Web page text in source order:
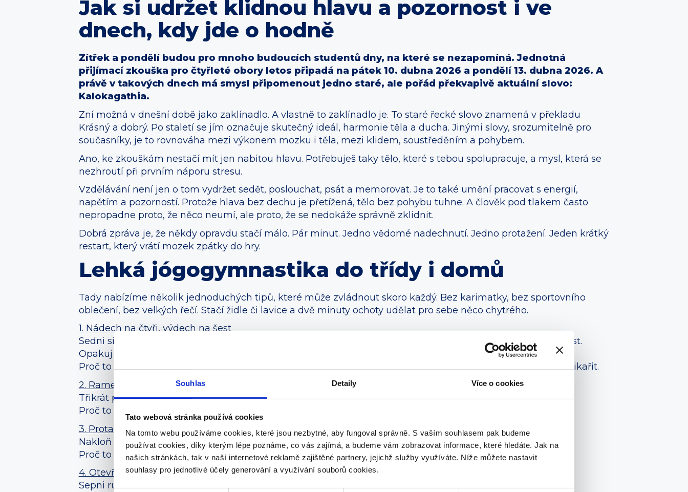
Souhlas Detaily Více o cookies
Tato webová stránka používá cookies
Na tomto webu používáme cookies, které jsou nezbytné, aby fungoval správně. S vaším souhlasem pak budeme
používat cookies, díky kterým lépe poznáme, co vás zajímá, a budeme vám zobrazovat informace, které hledáte. Jak na
našich stránkách, tak v naší internetové reklamě zajištěné partnery, jejichž služby využíváte. Níže můžete nastavit
souhlasy pro jednotlivé účely generování a využívání souborů cookies.
Jak si udržet klidnou hlavu a pozornost i ve
dnech, kdy jde o hodně
Zítřek a pondělí budou pro mnoho budoucích studentů dny, na které se nezapomíná. Jednotná
přijímací zkouška pro čtyřleté obory letos připadá na pátek 10. dubna 2026 a pondělí 13. dubna 2026. A
právě v takových dnech má smysl připomenout jedno staré, ale pořád překvapivě aktuální slovo:
Kalokagathia.
Zní možná v dnešní době jako zaklínadlo. A vlastně to zaklínadlo je. To staré řecké slovo znamená v překladu
Krásný a dobrý. Po staletí se jím označuje skutečný ideál, harmonie těla a ducha. Jinými slovy, srozumitelně pro
současníky, je to rovnováha mezi výkonem mozku i těla, mezi klidem, soustředěním a pohybem.
Ano, ke zkouškám nestačí mít jen nabitou hlavu. Potřebuješ taky tělo, které s tebou spolupracuje, a mysl, která se
nezhroutí při prvním náporu stresu.
Vzdělávání není jen o tom vydržet sedět, poslouchat, psát a memorovat. Je to také umění pracovat s energií,
napětím a pozorností. Protože hlava bez dechu je přetížená, tělo bez pohybu tuhne. A člověk pod tlakem často
nepropadne proto, že něco neumí, ale proto, že se nedokáže správně zklidnit.
Dobrá zpráva je, že někdy opravdu stačí málo. Pár minut. Jedno vědomé nadechnutí. Jedno protažení. Jeden krátký
restart, který vrátí mozek zpátky do hry.
Lehká jógogymnastika do třídy i domů
Tady nabízíme několik jednoduchých tipů, které může zvládnout skoro každý. Bez karimatky, bez sportovního
oblečení, bez velkých řečí. Stačí židle či lavice a dvě minuty ochoty udělat pro sebe něco chytrého.
1. Nádech na čtyři, výdech na šest
Sedni si rovně. Nohy na zem. Ramena volně dolů. Nadechuj se nosem na čtyři doby, vydechuj pomalu na šest.
Opakuj pětkrát.
Proč to funguje? Protože delší výdech pomáhá tělu snižovat napětí a dává mozku signál, že není nutné panikařit.
2. Ramena nahoru, dozadu a dolů
Třikrát pomalu vytáhni ramena k uším, pak je stáhni dozadu a pusť dolů.
Proč to funguje? Protože stres se často usadí právě v ramenou a krku. Když povolí tato oblast, povolí i hlava.
3. Protažení šíje
Nakloň hlavu jemně k pravému rameni, chvíli vydrž, pak na druhou stranu. Bez tlačení, bez trhání.
Proč to funguje? Protože to uleví zatuhlému krku po dlouhém sezení a zlepší pocit tělesného komfortu.
4. Otevřený hrudník
Sepni ruce za zády, nebo jen stáhni lopatky k sobě a zvedni hrudník. Chvíli vydrž. A opakuj.